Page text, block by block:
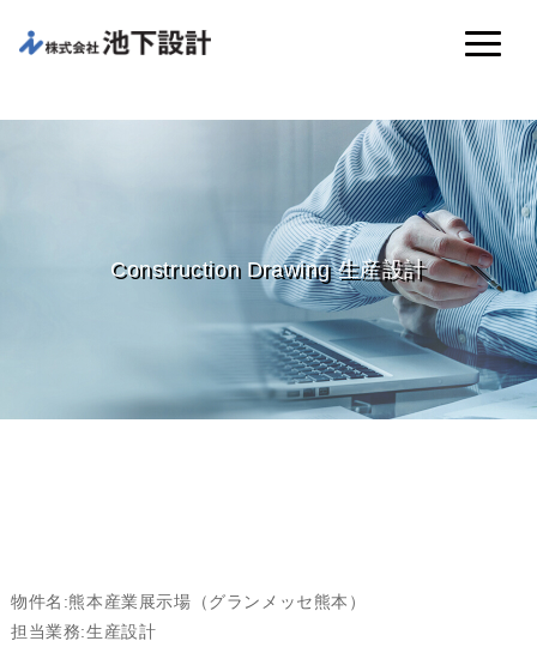
Construction Drawing 生産設計
物件名:熊本産業展示場（グランメッセ熊本）
担当業務:生産設計